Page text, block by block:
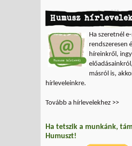
Humusz
Ha szeretnél
rendszeresen
híreinkről,
másról is,
hírleveleinkre.
Tovább a hírlevelekhez >>
Ha tetszik a munkánk,
Humuszt!